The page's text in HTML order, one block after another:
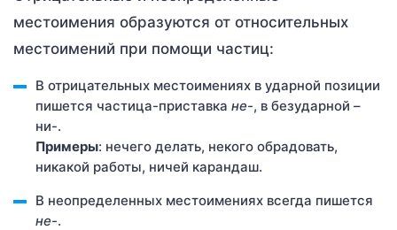
местоимения образуются от относительных
местоимений при помощи частиц:
В отрицательных местоимениях в ударной позиции
пишется частица-приставка не-, в безударной –
ни-.
Примеры: нечего делать, некого обрадовать,
никакой работы, ничей карандаш.
В неопределенных местоимениях всегда пишется
не-.